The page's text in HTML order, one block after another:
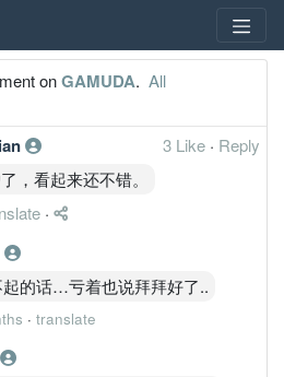
onGAMUDA. All
3 Like · Reply
，看起来还不错。
·
的话…亏着也说拜拜好了..
· translate